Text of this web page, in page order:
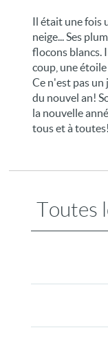
Il était une fois
neige... Ses
flocons blancs.
coup, une
Ce n'est pas un
du nouvel an!
la nouvelle
tous et à toutes!
Toutes